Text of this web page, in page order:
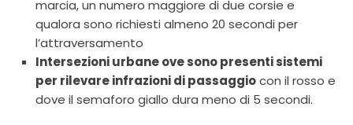
marcia, un numero maggiore di due corsie e
qualora sono richiesti almeno 20 secondi per
l’attraversamento
Intersezioni urbane ove sono presenti sistemi
per rilevare infrazioni di passaggiocon il rosso e
dove il semaforo giallo dura meno di 5 secondi.